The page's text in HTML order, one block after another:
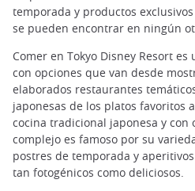
temporada y productos
se pueden encontrar en ningún
Comer en Tokyo Disney Resort
con opciones que van desde
elaborados restaurantes
japonesas de los platos favoritos
cocina tradicional japonesa y con
complejo es famoso por su
postres de temporada y
tan fotogénicos como deliciosos.